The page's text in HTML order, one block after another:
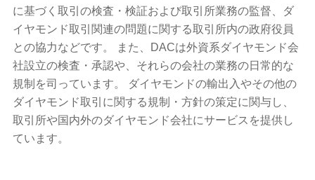
に基づく取引の検査・検証および取引所業務の監督、ダ
イヤモンド取引関連の問題に関する取引所内の政府役員
との協力などです。 また、DACは外資系ダイヤモンド会
社設立の検査・承認や、それらの会社の業務の日常的な
規制を司っています。 ダイヤモンドの輸出入やその他の
ダイヤモンド取引に関する規制・方針の策定に関与し、
取引所や国内外のダイヤモンド会社にサービスを提供し
ています。